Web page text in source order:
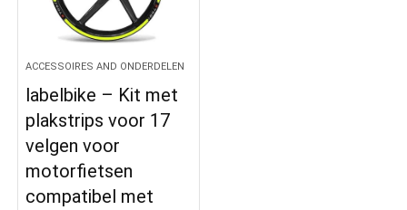
ACCESSOIRES AND ONDERDELEN
labelbike – Kit met
plakstrips voor 17
velgen voor
motorfietsen
compatibel met